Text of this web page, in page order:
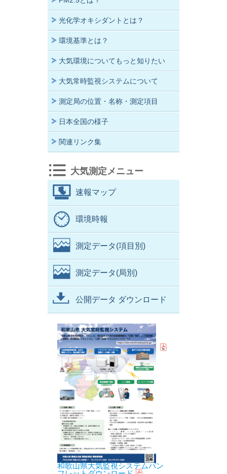
光化学オキシダントとは？
環境基準とは？
大気環境についてもっと知りたい
大気常時監視システムについて
測定局の位置・名称・測定項目
日本全国の様子
関連リンク集
大気測定メニュー
速報マップ
環境時報
測定データ(項目別)
測定データ(局別)
公開データ ダウンロード
和歌山県大気監視システムパン